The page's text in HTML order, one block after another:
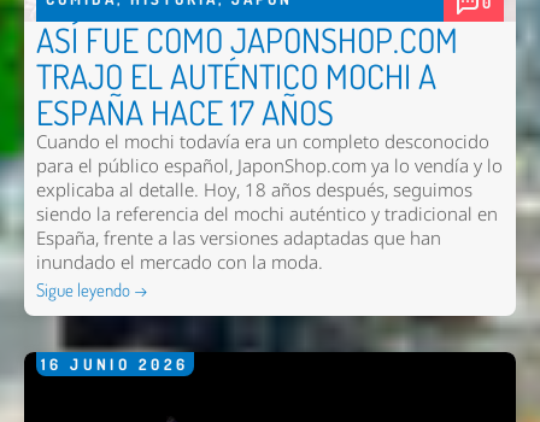
ASÍ FUE COMO JAPONSHOP.COM
TRAJO EL AUTÉNTICO MOCHI A
ESPAÑA HACE 17 AÑOS
Cuando el mochi todavía era un completo desconocido
para el público español, JaponShop.com ya lo vendía y lo
explicaba al detalle. Hoy, 18 años después, seguimos
siendo la referencia del mochi auténtico y tradicional en
España, frente a las versiones adaptadas que han
inundado el mercado con la moda.
Sigue leyendo →
16 JUNIO 2026